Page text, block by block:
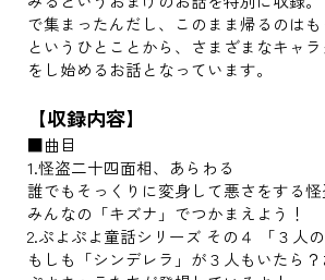
で集まったんだし、このまま帰るのはも
というひとことから、さまざまなキャ
をし始めるお話となっています。
【収録内容】
■曲目
1.怪盗二十四面相、あらわる
誰でもそっくりに変身して悪さをする怪
みんなの「キズナ」でつかまえよう！
2.ぷよぷよ童話シリーズ その４ 「３人の
もしも「シンデレラ」が３人もいたら